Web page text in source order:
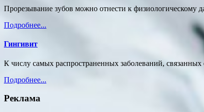
Прорезывание зубов можно отнести к физиологическому
Подробнее...
Гингивит
К числу самых распространенных заболеваний,
Подробнее...
Реклама